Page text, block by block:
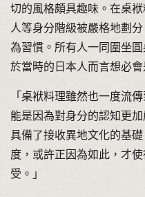
切的風格頗具趣味。在桌
人等身分階級被嚴格地劃
為習慣。所有人一同圍坐
於當時的日本人而言想必
「桌袱料理雖然也一度流
能是因為對身分的認知更
具備了接收異地文化的基
度，或許正因為如此，才
受。」